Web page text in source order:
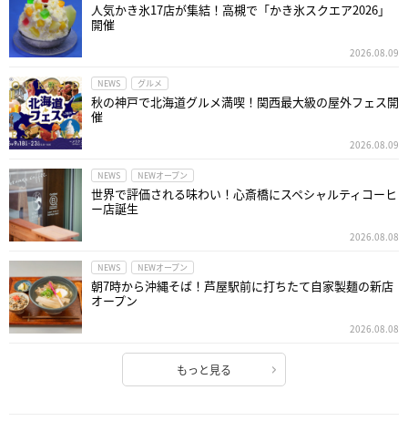
人気かき氷17店が集結！高槻で「かき氷スクエア2026」
開催
2026.08.09
NEWS グルメ
秋の神戸で北海道グルメ満喫！関西最大級の屋外フェス開
催
2026.08.09
NEWS NEWオープン
世界で評価される味わい！心斎橋にスペシャルティコーヒ
ー店誕生
2026.08.08
NEWS NEWオープン
朝7時から沖縄そば！芦屋駅前に打ちたて自家製麺の新店
オープン
2026.08.08
もっと見る